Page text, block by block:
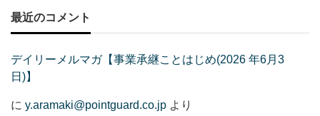
最近のコメント
デイリーメルマガ【事業承継ことはじめ(2026 年6月3
日)】
に y.aramaki@pointguard.co.jp より